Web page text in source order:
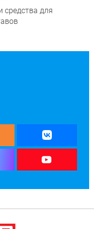
средства для